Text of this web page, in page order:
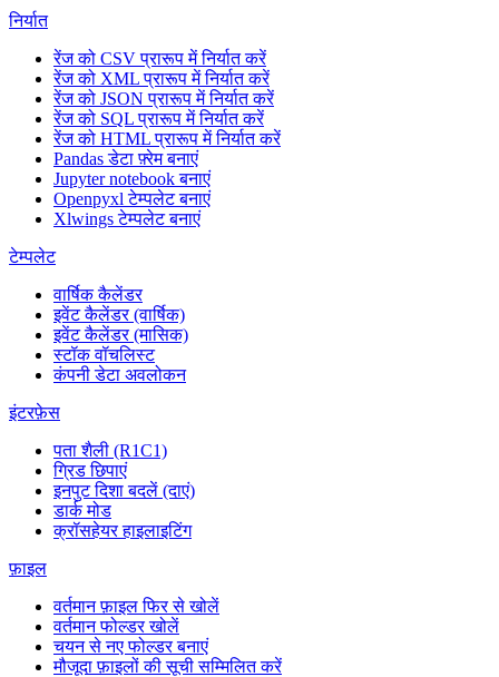
निर्यात
रेंज को CSV प्रारूप में निर्यात करें
रेंज को XML प्रारूप में निर्यात करें
रेंज को JSON प्रारूप में निर्यात करें
रेंज को SQL प्रारूप में निर्यात करें
रेंज को HTML प्रारूप में निर्यात करें
Pandas डेटा फ़्रेम बनाएं
Jupyter notebook बनाएं
Openpyxl टेम्पलेट बनाएं
Xlwings टेम्पलेट बनाएं
टेम्पलेट
वार्षिक कैलेंडर
इवेंट कैलेंडर (वार्षिक)
इवेंट कैलेंडर (मासिक)
स्टॉक वॉचलिस्ट
कंपनी डेटा अवलोकन
इंटरफ़ेस
पता शैली (R1C1)
ग्रिड छिपाएं
इनपुट दिशा बदलें (दाएं)
डार्क मोड
क्रॉसहेयर हाइलाइटिंग
फ़ाइल
वर्तमान फ़ाइल फिर से खोलें
वर्तमान फोल्डर खोलें
चयन से नए फोल्डर बनाएं
मौजूदा फ़ाइलों की सूची सम्मिलित करें